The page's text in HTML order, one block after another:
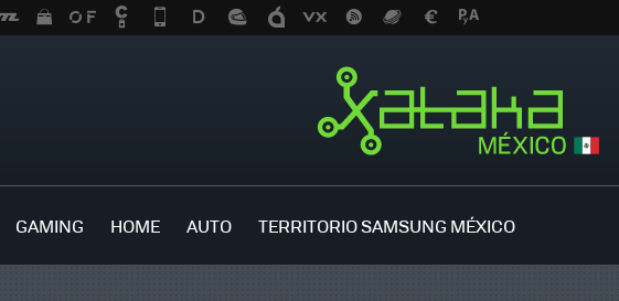
GAMING HOME AUTO TERRITORIO SAMSUNG MÉXICO